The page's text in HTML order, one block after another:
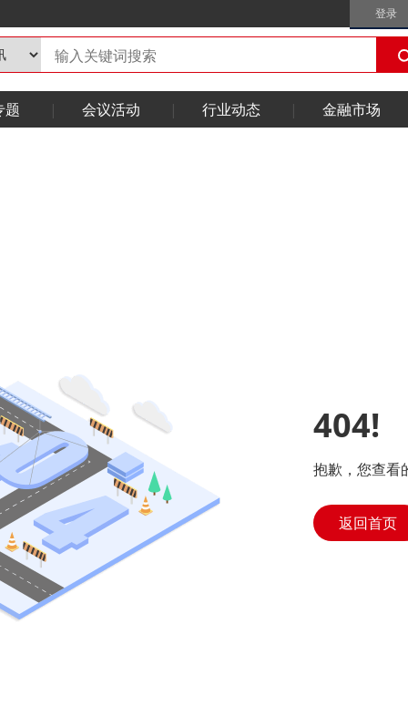
登录
题 会议活动 行业动态 金融市场
404!
抱歉，您查看
返回首页